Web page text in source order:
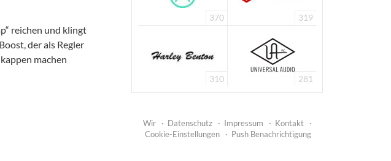
reichen und klingt
der als Regler
machen
370 319
310 281
Wir · Datenschutz · Impressum · Kontakt
·
Cookie-Einstellungen
· Push Benachrichtigung